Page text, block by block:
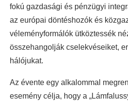
fokú gazdasági és pénzügyi
az európai döntéshozók és
véleményformálók ütköztessék
összehangolják cselekvéseiket,
hálójukat.
Az évente egy alkalommal
esemény célja, hogy a